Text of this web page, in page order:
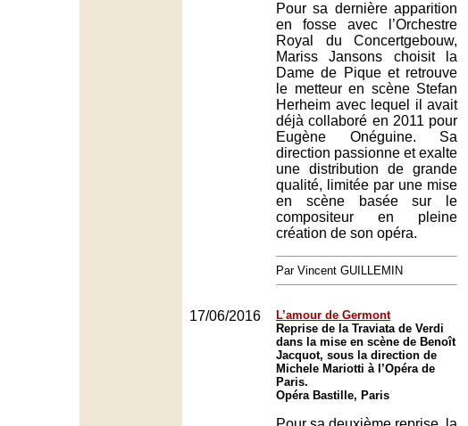
Pour sa dernière apparition
en fosse avec l’Orchestre
Royal du Concertgebouw,
Mariss Jansons choisit la
Dame de Pique et retrouve
le metteur en scène Stefan
Herheim avec lequel il avait
déjà collaboré en 2011 pour
Eugène Onéguine. Sa
direction passionne et exalte
une distribution de grande
qualité, limitée par une mise
en scène basée sur le
compositeur en pleine
création de son opéra.
Par Vincent GUILLEMIN
17/06/2016
L’amour de Germont
Reprise de la Traviata de Verdi
dans la mise en scène de Benoît
Jacquot, sous la direction de
Michele Mariotti à l’Opéra de
Paris.
Opéra Bastille, Paris